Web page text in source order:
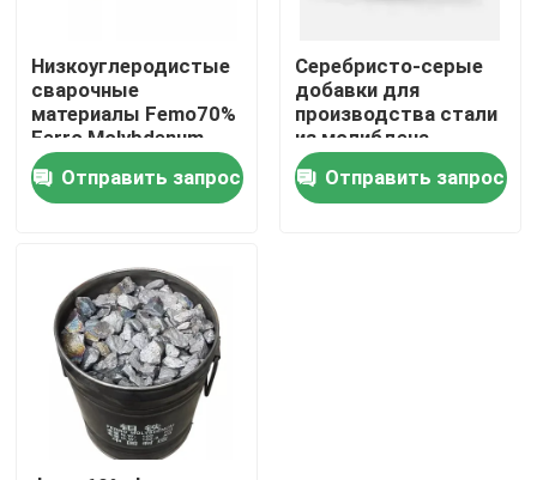
Проверка качества
Свяжитесь мы
Труба круга нержавеющей стали
Труба сваренная нержавеющей сталью
Труба нержавеющей стали безшовная
Низкоуглеродистые
сварочные
материалы Femo70%
Ferro Molybdenum
Ferromolybdenum
Отправить запрос
Серебристо-серые
добавки для
производства стали
из молибдена
FeMo65% Ferro
Отправить запрос